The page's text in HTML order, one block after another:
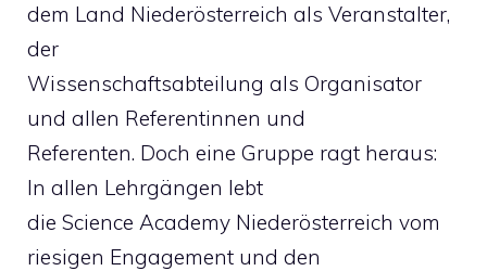
dem Land Niederösterreich als Veranstalter,
der
Wissenschaftsabteilung als Organisator
und allen Referentinnen und
Referenten. Doch eine Gruppe ragt heraus:
In allen Lehrgängen lebt
die Science Academy Niederösterreich vom
riesigen Engagement und den